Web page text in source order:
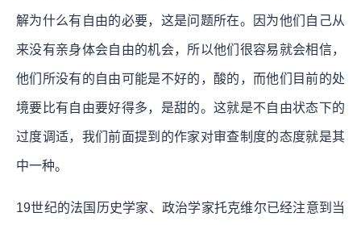
解为什么有自由的必要，这是问题所在。因为他们自己从
来没有亲身体会自由的机会，所以他们很容易就会相信，
他们所没有的自由可能是不好的，酸的，而他们目前的处
境要比有自由要好得多，是甜的。这就是不自由状态下的
过度调适，我们前面提到的作家对审查制度的态度就是其
中一种。
19世纪的法国历史学家、政治学家托克维尔已经注意到当